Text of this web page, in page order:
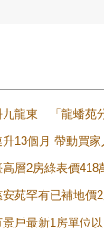
九龍東 「龍蟠苑
13個月 帶動買
層2房綠表價
苑罕有已補地
戶最新1房單位